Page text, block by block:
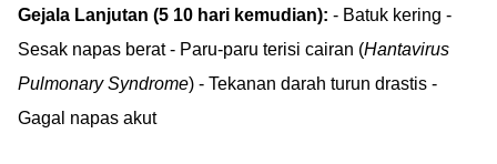
Gejala Lanjutan (5 10 hari kemudian): - Batuk kering -
Sesak napas berat - Paru-paru terisi cairan (Hantavirus
Pulmonary Syndrome) - Tekanan darah turun drastis -
Gagal napas akut